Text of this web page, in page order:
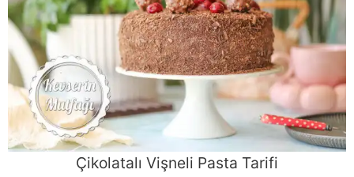
Çikolatalı Vişneli Pasta Tarifi